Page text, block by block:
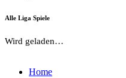
Alle Liga Spiele
Wird geladen…
Home